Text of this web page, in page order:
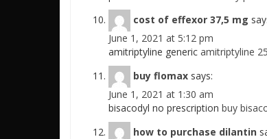
cost of effexor 37,5 mg
June 1, 2021 at 5:12 pm
amitriptyline generic amitriptyline
buy flomax says:
June 1, 2021 at 1:30 am
bisacodyl no prescription buy
how to purchase dilantin